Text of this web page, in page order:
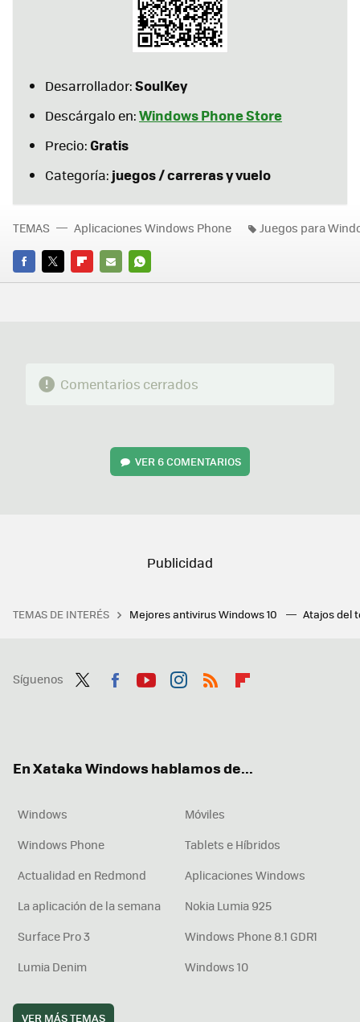
Desarrollador:SoulKey
Descárgalo en:Windows Phone Store
Precio:Gratis
Categoría: juegos / carreras y vuelo
FACEBOOK
TWITTERFLIPBOARD
E-
WHATSAPP
TEMAS Aplicaciones Windows Phone Juegos para
Comentarios cerrados
VER6 COMENTARIOS
TEMAS DE INTERÉS Mejores antivirus Windows 10 Atajos del
Síguenos
En Xataka Windows hablamos de...
Windows
Móviles
Windows Phone
Tablets e Híbridos
Actualidad en Redmond
Aplicaciones Windows
La aplicación de la semana
Nokia Lumia 925
Surface Pro 3
Windows Phone 8.1 GDR1
Lumia Denim
Windows 10
VER MÁS TEMAS